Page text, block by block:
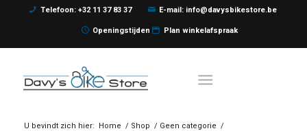
Telefoon: +32 11 37 83 37 E-mail: info@davysbikestore.be
Openingstijden Plan winkelafspraak
U bevindt zich hier: Home / Shop / Geen categorie /